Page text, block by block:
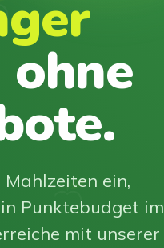
ohne
ein,
Punktebudget im
mit unserer